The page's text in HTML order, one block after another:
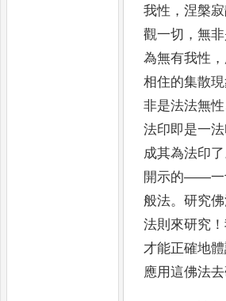
我性 ，涅槃
觀一切 ，無
為無有我性 ，
相住的集散
非是法法無性
法印即是一
成其為法印了
開示的——
般法。研究佛
法則來研究 ！
才能正確地
應用這佛法